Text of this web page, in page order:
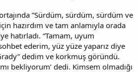
”Sürdüm, sürdüm, sürdüm ve
hazırdım ve tam anlamıyla orada
hatırladı. “Tamam, uyum
ederim, yüz yüze yaparız diye
dedim ve korkmuş göründü.
bekliyorum’ dedi. Kimsem olmadığı